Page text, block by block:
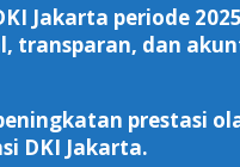
Jakarta periode
transparan, dan
prestasi
DKI Jakarta.